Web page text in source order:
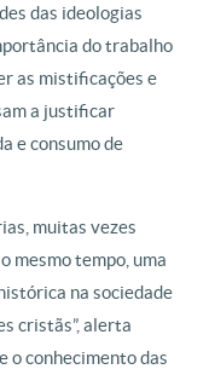
das ideologias
do trabalho
as mistificações e
a justificar
e consumo de
muitas vezes
mesmo tempo, uma
na sociedade
cristãs”, alerta
o conhecimento das